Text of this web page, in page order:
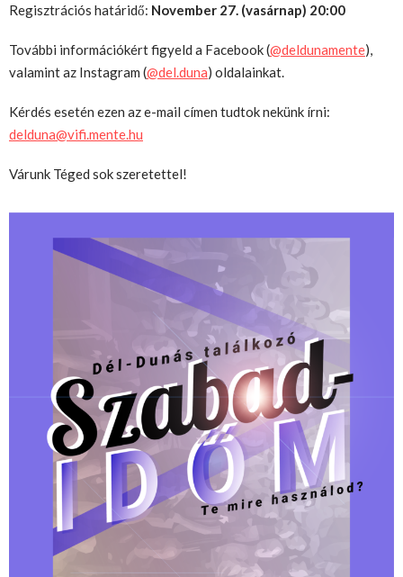
Regisztrációs határidő: November 27. (vasárnap) 20:00
További információkért figyeld a Facebook (@deldunamente),
valamint az Instagram (@del.duna) oldalainkat.
Kérdés esetén ezen az e-mail címen tudtok nekünk írni:
delduna@vifi.mente.hu
Várunk Téged sok szeretettel!